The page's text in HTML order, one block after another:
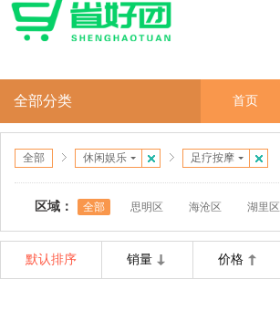
全部分类 首页
全部 休闲娱乐 足疗按摩
区域： 全部 思明区 海沧区 湖里区
默认排序 销量 价格